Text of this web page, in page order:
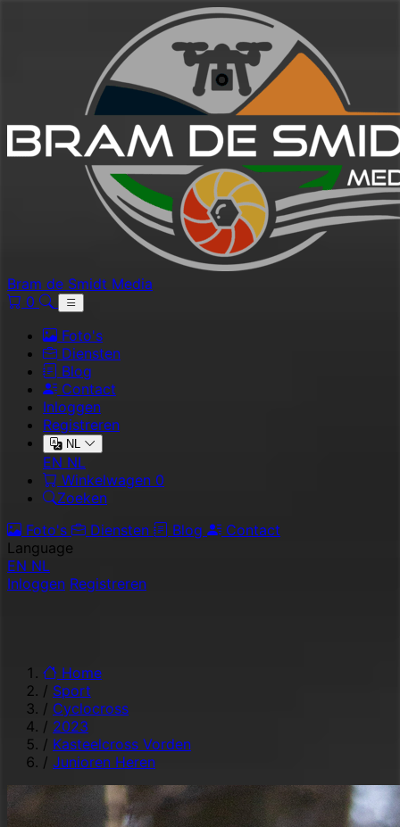
Bram de Smidt Media
0
Foto's
Diensten
Blog
Contact
Inloggen
Registreren
NL
EN NL
Winkelwagen 0
Zoeken
Foto's
Diensten Blog
Contact
Language
EN NL
Inloggen Registreren
Home
/ Sport
/ Cyclocross
/ 2023
/ Kasteelcross Vorden
/ Junioren Heren